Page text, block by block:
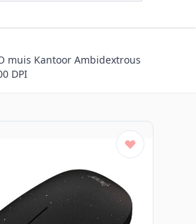
muis Kantoor Ambidextrous
DPI